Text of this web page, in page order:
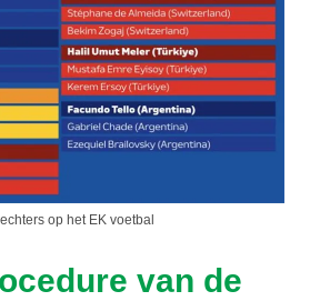
op het EK voetbal
van de